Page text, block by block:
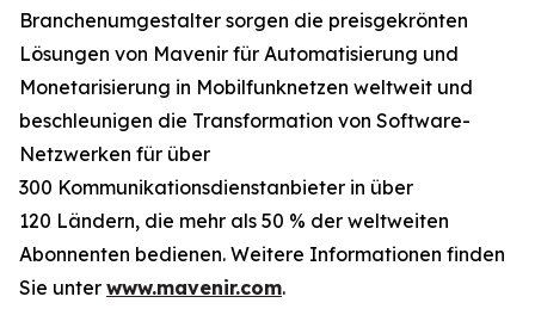
Branchenumgestalter sorgen die preisgekrönten
Lösungen von Mavenir für Automatisierung und
Monetarisierung in Mobilfunknetzen weltweit und
beschleunigen die Transformation von Software-
Netzwerken für über
300 Kommunikationsdienstanbieter in über
120 Ländern, die mehr als 50 % der weltweiten
Abonnenten bedienen. Weitere Informationen finden
Sie unter www.mavenir.com.